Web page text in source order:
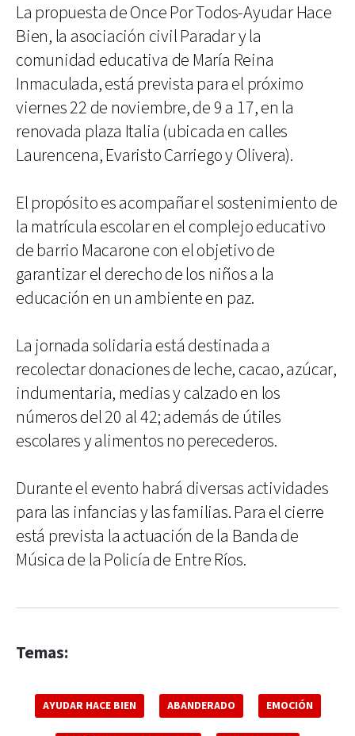
La propuesta de Once Por Todos-Ayudar Hace
Bien, la asociación civil Paradar y la
comunidad educativa de María Reina
Inmaculada, está prevista para el próximo
viernes 22 de noviembre, de 9 a 17, en la
renovada plaza Italia (ubicada en calles
Laurencena, Evaristo Carriego y Olivera).
El propósito es acompañar el sostenimiento de
la matrícula escolar en el complejo educativo
de barrio Macarone con el objetivo de
garantizar el derecho de los niños a la
educación en un ambiente en paz.
La jornada solidaria está destinada a
recolectar donaciones de leche, cacao, azúcar,
indumentaria, medias y calzado en los
números del 20 al 42; además de útiles
escolares y alimentos no perecederos.
Durante el evento habrá diversas actividades
para las infancias y las familias. Para el cierre
está prevista la actuación de la Banda de
Música de la Policía de Entre Ríos.
Temas:
AYUDAR HACE BIEN ABANDERADO EMOCIÓN